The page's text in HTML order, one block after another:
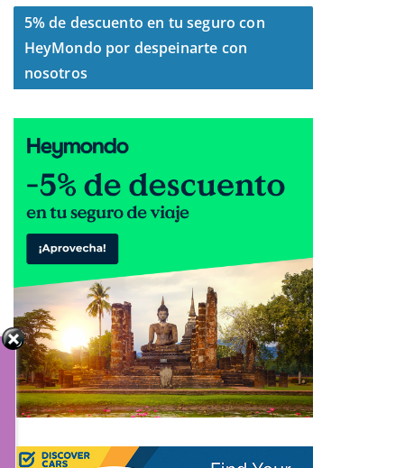
5% de descuento en tu seguro con
HeyMondo por despeinarte con
nosotros